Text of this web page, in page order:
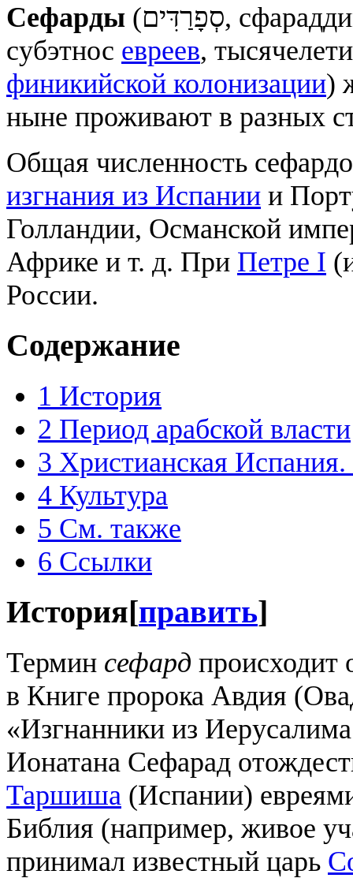
Сефарды (סְפָרַדִּים, сфараддим; ед. число סְפָרַדִּי, сфарадди) —
субэтнос евреев,
финикийской колонизации)
ныне проживают в разных
Общая численность
изгнания из Испании и
Голландии, Османской
Африке и т. д. При Петре I
России.
Содержание
1 История
2 Период арабской власти
3 Христианская
4 Культура
5 См. также
6 Ссылки
История[править]
Термин сефард происходит
в Книге пророка Авдия
«Изгнанники из
Ионатана Сефарад
Таршиша (Испании)
Библия (например, живое
принимал известный царь